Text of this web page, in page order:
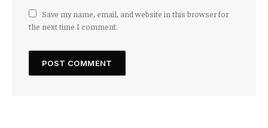
Save my name, email, and website in this browser for
the next time I comment.